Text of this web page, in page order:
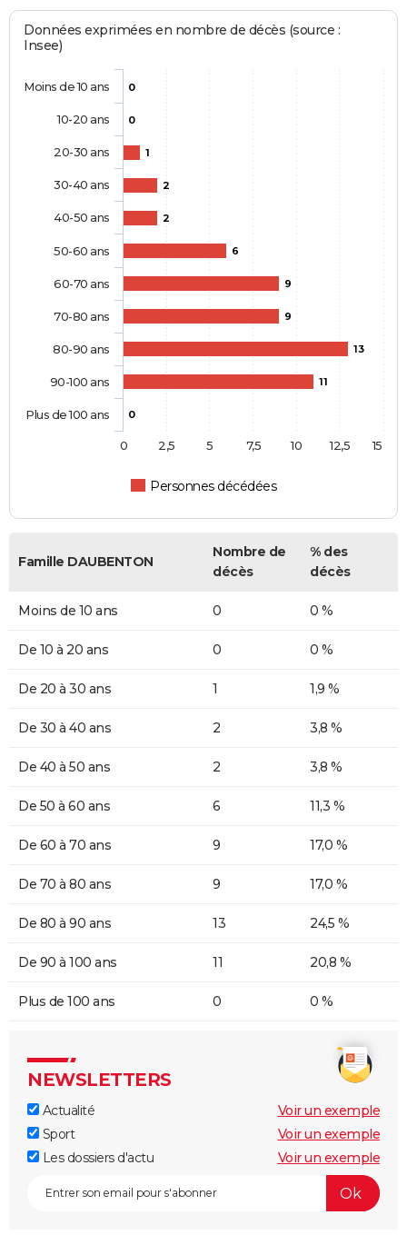
Données exprimées en nombre de décès (source :
Insee)
0
0
1
2
2
6
9
9
13
11
0
Personnes décédées
Moins de 10 ans
10-20 ans
20-30 ans
30-40 ans
40-50 ans
50-60 ans
60-70 ans
70-80 ans
80-90 ans
90-100 ans
Plus de 100 ans
0 2,5 5 7,5 10 12,5 15
Famille DAUBENTON
Nombre de
décès
% des
décès
Moins de 10 ans 0 0 %
De 10 à 20 ans 0 0 %
De 20 à 30 ans 1 1,9 %
De 30 à 40 ans 2 3,8 %
De 40 à 50 ans 2 3,8 %
De 50 à 60 ans 6 11,3 %
De 60 à 70 ans 9 17,0 %
De 70 à 80 ans 9 17,0 %
De 80 à 90 ans 13 24,5 %
De 90 à 100 ans 11 20,8 %
Plus de 100 ans 0 0 %
NEWSLETTERS
Actualité
Voir un exemple
Sport
Voir un exemple
Les dossiers d'actu
Voir un exemple